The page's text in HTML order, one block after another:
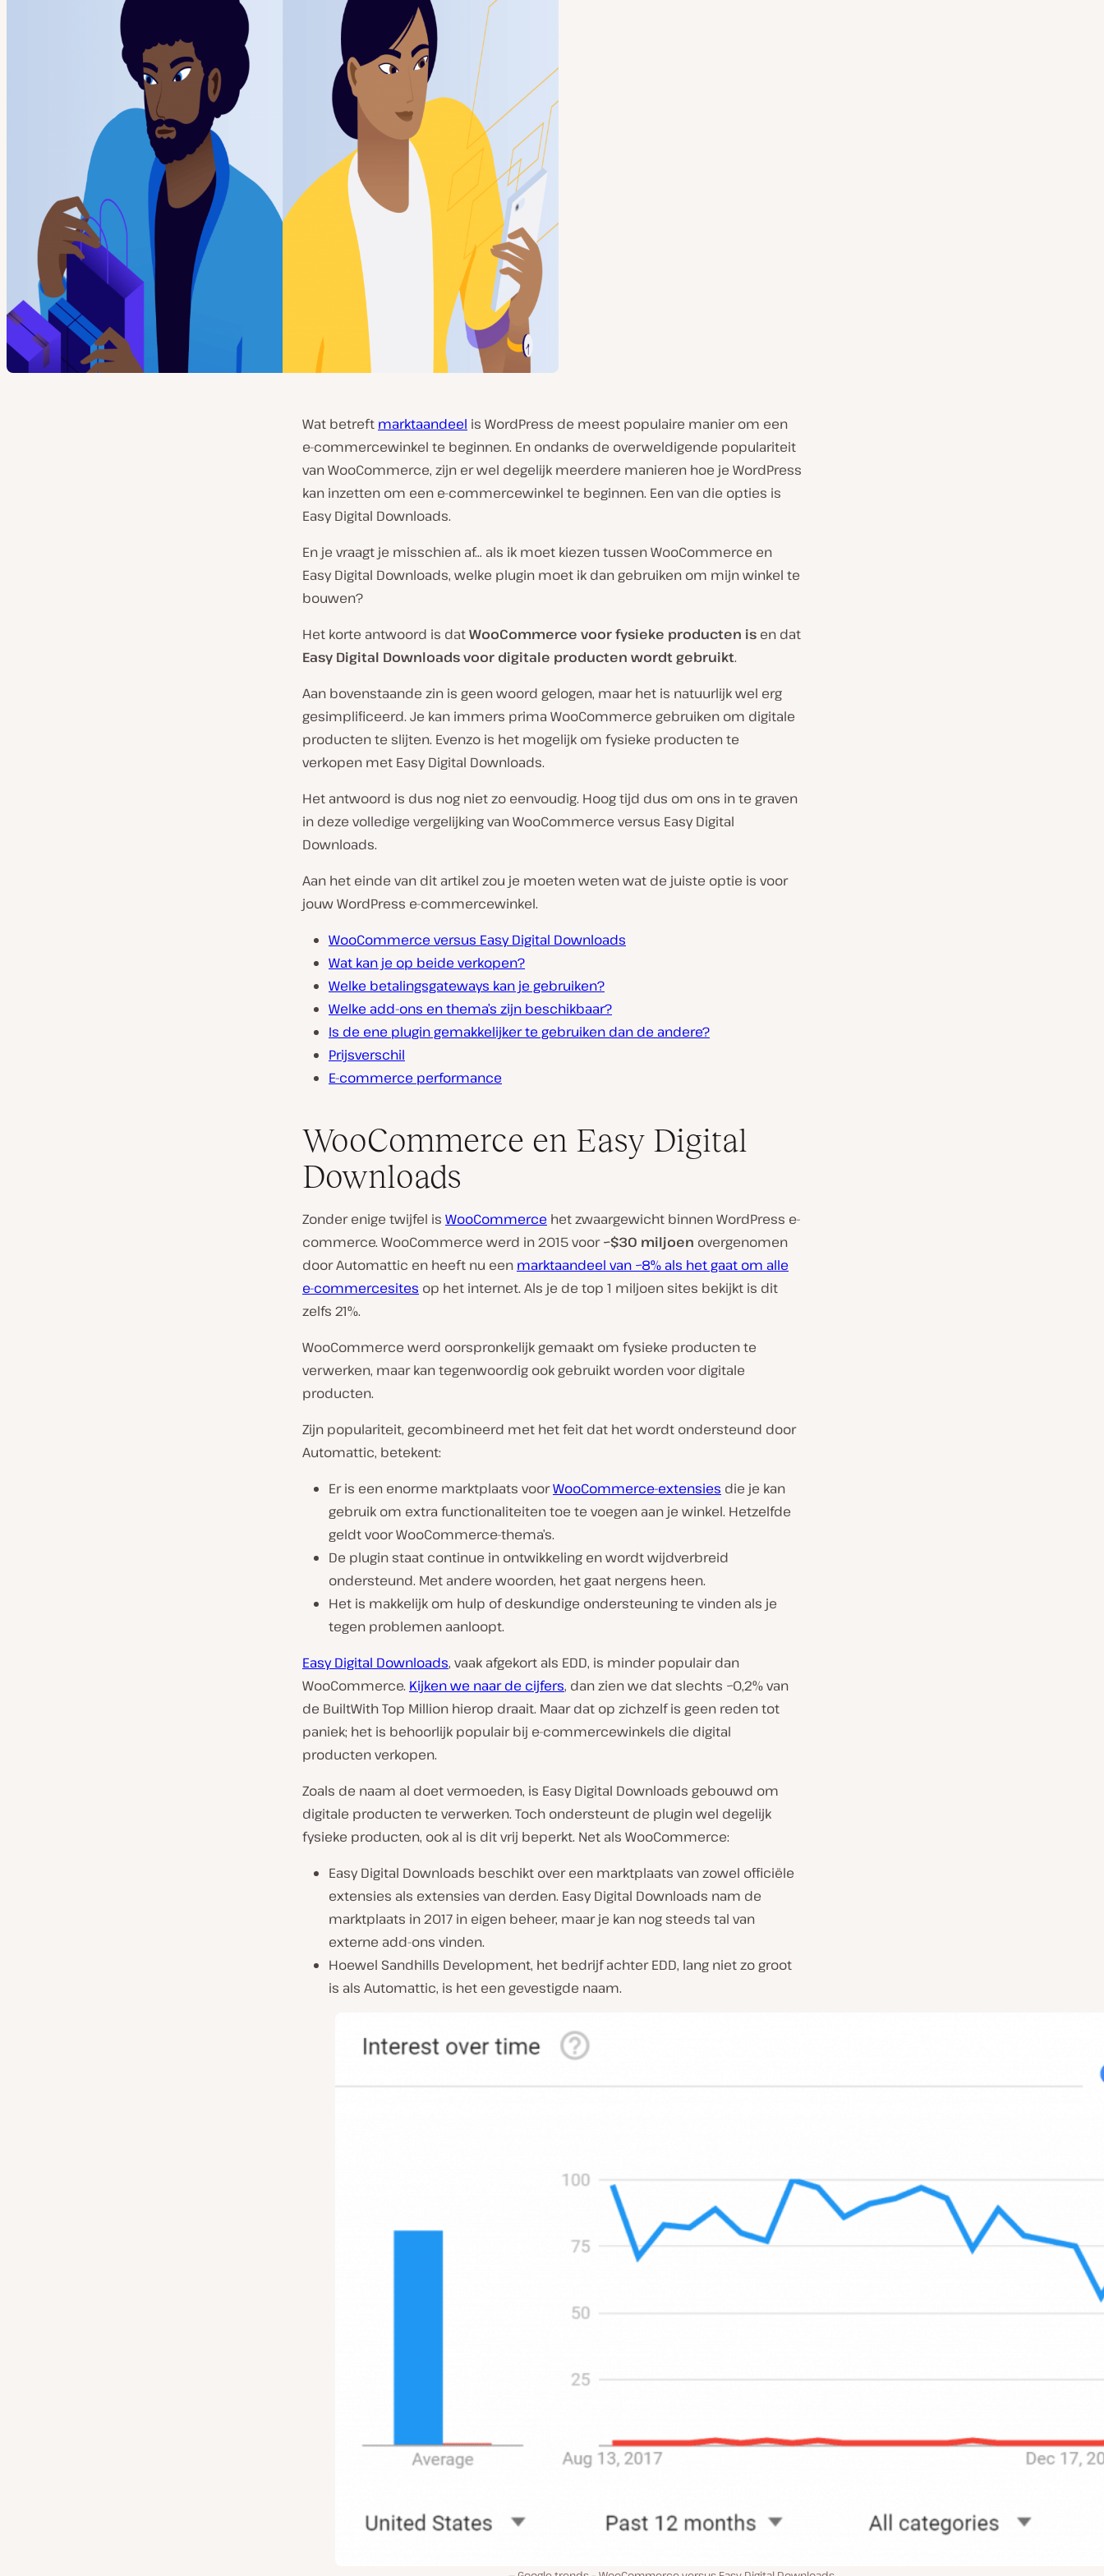
Wat betreft marktaandeel is WordPress de meest populaire manier om een
e-commercewinkel te beginnen. En ondanks de overweldigende populariteit
van WooCommerce, zijn er wel degelijk meerdere manieren hoe je WordPress
kan inzetten om een e-commercewinkel te beginnen. Een van die opties is
Easy Digital Downloads.
En je vraagt je misschien af… als ik moet kiezen tussen WooCommerce en
Easy Digital Downloads, welke plugin moet ik dan gebruiken om mijn winkel te
bouwen?
Het korte antwoord is datWooCommerce voor fysieke producten is en dat
Easy Digital Downloads voor digitale producten wordt gebruikt.
Aan bovenstaande zin is geen woord gelogen, maar het is natuurlijk wel erg
gesimplificeerd. Je kan immers prima WooCommerce gebruiken om digitale
producten te slijten. Evenzo is het mogelijk om fysieke producten te
verkopen met Easy Digital Downloads.
Het antwoord is dus nog niet zo eenvoudig. Hoog tijd dus om ons in te graven
in deze volledige vergelijking van WooCommerce versus Easy Digital
Downloads.
Aan het einde van dit artikel zou je moeten weten wat de juiste optie is voor
jouw WordPress e-commercewinkel.
WooCommerce versus Easy Digital Downloads
Wat kan je op beide verkopen?
Welke betalingsgateways kan je gebruiken?
Welke add-ons en thema’s zijn beschikbaar?
Is de ene plugin gemakkelijker te gebruiken dan de andere?
Prijsverschil
E-commerce performance
WooCommerce en Easy Digital
Downloads
Zonder enige twijfel is WooCommerce het zwaargewicht binnen WordPress e-
commerce. WooCommerce werd in 2015 voor~$30 miljoen overgenomen
door Automattic en heeft nu een marktaandeel van ~8% als het gaat om alle
e-commercesites op het internet. Als je de top 1 miljoen sites bekijkt is dit
zelfs 21%.
WooCommerce werd oorspronkelijk gemaakt om fysieke producten te
verwerken, maar kan tegenwoordig ook gebruikt worden voor digitale
producten.
Zijn populariteit, gecombineerd met het feit dat het wordt ondersteund door
Automattic, betekent:
Er is een enorme marktplaats voorWooCommerce-extensies die je kan
gebruik om extra functionaliteiten toe te voegen aan je winkel. Hetzelfde
geldt voor WooCommerce-thema’s.
De plugin staat continue in ontwikkeling en wordt wijdverbreid
ondersteund. Met andere woorden, het gaat nergens heen.
Het is makkelijk om hulp of deskundige ondersteuning te vinden als je
tegen problemen aanloopt.
Easy Digital Downloads, vaak afgekort als EDD, is minder populair dan
WooCommerce. Kijken we naar de cijfers, dan zien we dat slechts ~0,2% van
de BuiltWith Top Million hierop draait. Maar dat op zichzelf is geen reden tot
paniek; het is behoorlijk populair bij e-commercewinkels die digital
producten verkopen.
Zoals de naam al doet vermoeden, is Easy Digital Downloads gebouwd om
digitale producten te verwerken. Toch ondersteunt de plugin wel degelijk
fysieke producten, ook al is dit vrij beperkt. Net als WooCommerce:
Easy Digital Downloads beschikt over een marktplaats van zowel officiële
extensies als extensies van derden. Easy Digital Downloads nam de
marktplaats in 2017 in eigen beheer, maar je kan nog steeds tal van
externe add-ons vinden.
Hoewel Sandhills Development, het bedrijf achter EDD, lang niet zo groot
is als Automattic, is het een gevestigde naam.